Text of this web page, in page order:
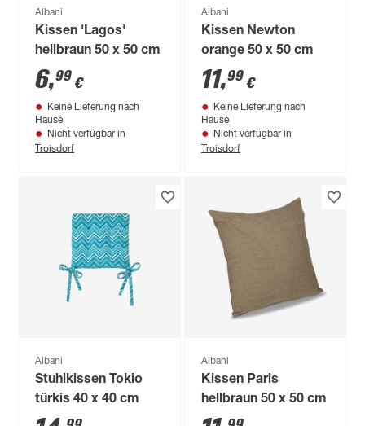
Albani
Kissen 'Lagos'
hellbraun 50 x 50 cm
6,99 €
Keine Lieferung nach
Hause
Nicht verfügbar in
Troisdorf
Albani
Kissen Newton
orange 50 x 50 cm
11,99 €
Keine Lieferung nach
Hause
Nicht verfügbar in
Troisdorf
Albani
Stuhlkissen Tokio
türkis 40 x 40 cm
Albani
Kissen Paris
hellbraun 50 x 50 cm